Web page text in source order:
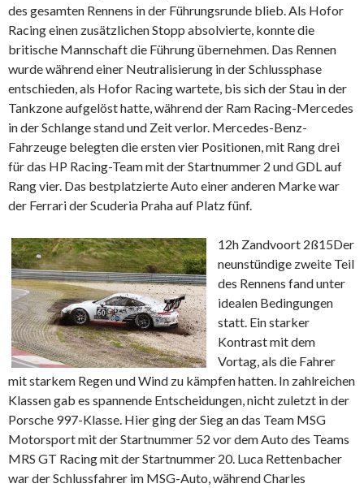
des gesamten Rennens in der Führungsrunde blieb. Als Hofor
Racing einen zusätzlichen Stopp absolvierte, konnte die
britische Mannschaft die Führung übernehmen. Das Rennen
wurde während einer Neutralisierung in der Schlussphase
entschieden, als Hofor Racing wartete, bis sich der Stau in der
Tankzone aufgelöst hatte, während der Ram Racing-Mercedes
in der Schlange stand und Zeit verlor. Mercedes-Benz-
Fahrzeuge belegten die ersten vier Positionen, mit Rang drei
für das HP Racing-Team mit der Startnummer 2 und GDL auf
Rang vier. Das bestplatzierte Auto einer anderen Marke war
der Ferrari der Scuderia Praha auf Platz fünf.
12h Zandvoort 2ß15Der
neunstündige zweite Teil
des Rennens fand unter
idealen Bedingungen
statt. Ein starker
Kontrast mit dem
Vortag, als die Fahrer
mit starkem Regen und Wind zu kämpfen hatten. In zahlreichen
Klassen gab es spannende Entscheidungen, nicht zuletzt in der
Porsche 997-Klasse. Hier ging der Sieg an das Team MSG
Motorsport mit der Startnummer 52 vor dem Auto des Teams
MRS GT Racing mit der Startnummer 20. Luca Rettenbacher
war der Schlussfahrer im MSG-Auto, während Charles